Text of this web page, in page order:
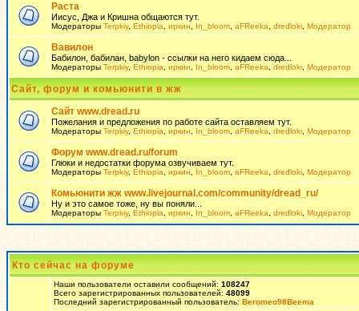
Раста
Иисус, Джа и Кришна общаются тут.
Модераторы Terpkiy, Ethiopia иркин In_bloom aFReeka dredloki Модератор
Вавилон
Бабилон, бабилан, babylon - ссылки на него кидаем сюда...
Модераторы Terpkiy, Ethiopia иркин In_bloom aFReeka dredloki Модератор
Сайт, форум и комьюнити в жж
Сайт www.dread.ru
Пожелания и предложения по работе сайта оставляем тут.
Модераторы Terpkiy, Ethiopia иркин In_bloom aFReeka dredloki Модератор
Форум www.dread.ru/forum
Глюки и недостатки форума озвучиваем тут.
Модераторы Terpkiy, Ethiopia иркин In_bloom aFReeka dredloki Модератор
Комьюнити жж www.livejournal.com/community/dread_ru/
Ну и это самое тоже, ну вы поняли...
Модераторы Terpkiy, Ethiopia иркин In_bloom aFReeka dredloki Модератор
Кто сейчас на форуме
Наши пользователи оставили сообщений: 108247
Всего зарегистрированных пользователей: 48099
Последний зарегистрированный пользователь: Beromeo98Beema